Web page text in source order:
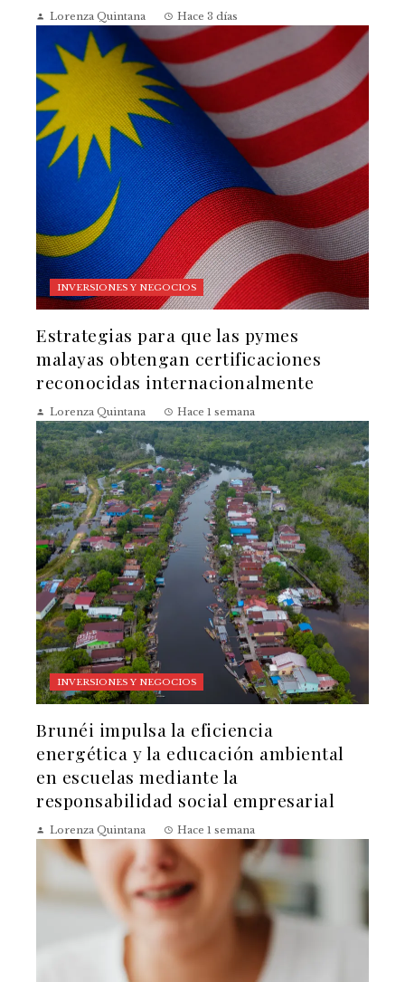
Lorenza Quintana Hace 3 días
INVERSIONES Y NEGOCIOS
Estrategias para que las pymes
malayas obtengan certificaciones
reconocidas internacionalmente
Lorenza Quintana Hace 1 semana
INVERSIONES Y NEGOCIOS
Brunéi impulsa la eficiencia
energética y la educación ambiental
en escuelas mediante la
responsabilidad social empresarial
Lorenza Quintana Hace 1 semana